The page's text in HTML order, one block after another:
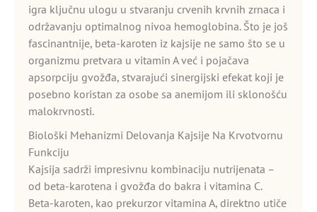
igra ključnu ulogu u stvaranju crvenih krvnih zrnaca i
održavanju optimalnog nivoa hemoglobina. Što je još
fascinantnije, beta-karoten iz kajsije ne samo što se u
organizmu pretvara u vitamin A već i pojačava
apsorpciju gvožđa, stvarajući sinergijski efekat koji je
posebno koristan za osobe sa anemijom ili sklonošću
malokrvnosti.
Biološki Mehanizmi Delovanja Kajsije Na Krvotvornu
Funkciju
Kajsija sadrži impresivnu kombinaciju nutrijenata –
od beta-karotena i gvožđa do bakra i vitamina C.
Beta-karoten, kao prekurzor vitamina A, direktno utiče